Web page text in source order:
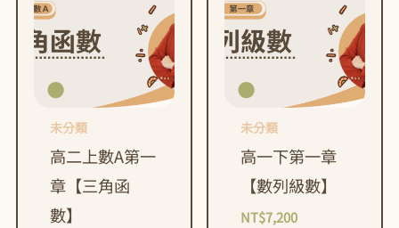
未分類
高二上數A第一
章【三角函
數】
未分類
高一下第一章
【數列級數】
NT$7,200